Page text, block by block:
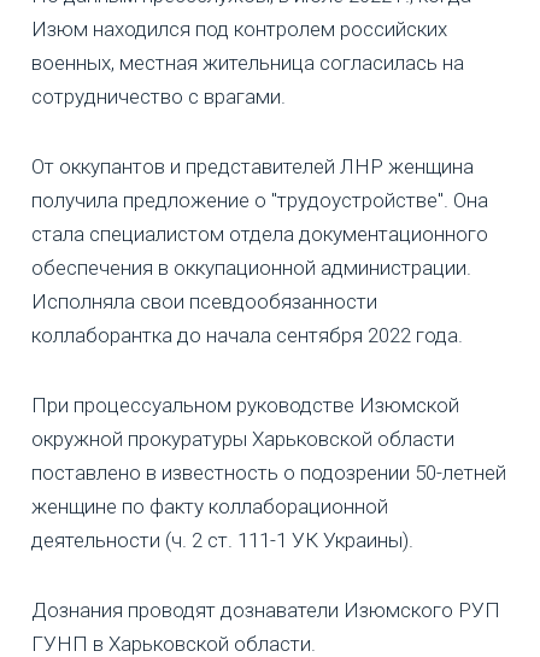
Изюм находился под контролем российских
военных, местная жительница согласилась на
сотрудничество с врагами.
От оккупантов и представителей ЛНР женщина
получила предложение о "трудоустройстве". Она
стала специалистом отдела документационного
обеспечения в оккупационной администрации.
Исполняла свои псевдообязанности
коллаборантка до начала сентября 2022 года.
При процессуальном руководстве Изюмской
окружной прокуратуры Харьковской области
поставлено в известность о подозрении 50-летней
женщине по факту коллаборационной
деятельности (ч. 2 ст. 111-1 УК Украины).
Дознания проводят дознаватели Изюмского РУП
ГУНП в Харьковской области.